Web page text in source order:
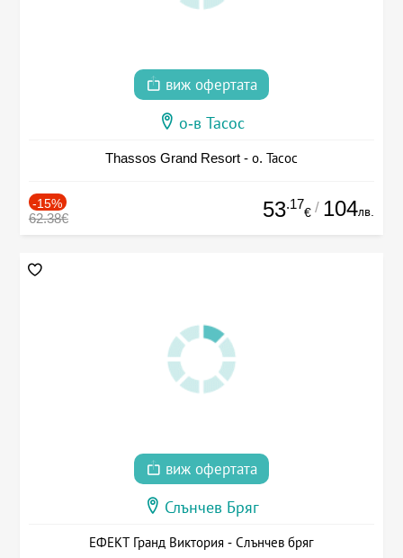
виж офертата
о-в Тасос
Thassos Grand Resort - о. Тасос
-15%
62.38€ 53.17
€ / 104лв.
виж офертата
Слънчев Бряг
ЕФЕКТ Гранд Виктория - Слънчев бряг